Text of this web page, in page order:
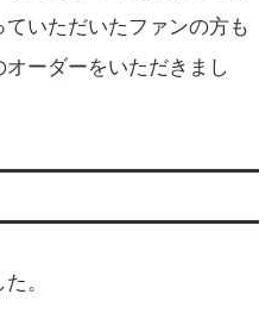
いただいたファンの方も
ーダーをいただきまし
。